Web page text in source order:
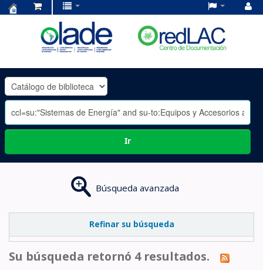
OLADE
-
Ir
Búsqueda avanzada
Refinar su búsqueda
Su búsqueda retornó 4 resultados.